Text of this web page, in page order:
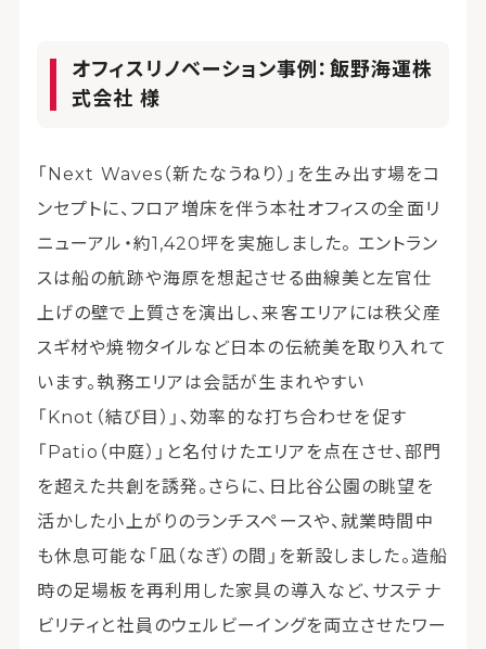
オフィスリノベーション事例：飯野海運株
式会社 様
「Next Waves（新たなうねり）」を生み出す場をコ
ンセプトに、フロア増床を伴う本社オフィスの全面リ
ニューアル・約1,420坪を実施しました。 エントラン
スは船の航跡や海原を想起させる曲線美と左官仕
上げの壁で上質さを演出し、来客エリアには秩父産
スギ材や焼物タイルなど日本の伝統美を取り入れて
います。執務エリアは会話が生まれやすい
「Knot（結び目）」、効率的な打ち合わせを促す
「Patio（中庭）」と名付けたエリアを点在させ、部門
を超えた共創を誘発。さらに、日比谷公園の眺望を
活かした小上がりのランチスペースや、就業時間中
も休息可能な「凪（なぎ）の間」を新設しました。造船
時の足場板を再利用した家具の導入など、サステナ
ビリティと社員のウェルビーイングを両立させたワー